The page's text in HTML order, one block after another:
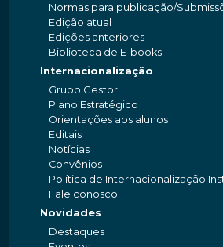
Normas para publicação/
Edição atual
Edições anteriores
Biblioteca de E-books
Internacionalização
Grupo Gestor
Plano Estratégico
Orientações aos alunos
Editais
Notícias
Convênios
Política de Internacionalização
Fale conosco
Novidades
Destaques